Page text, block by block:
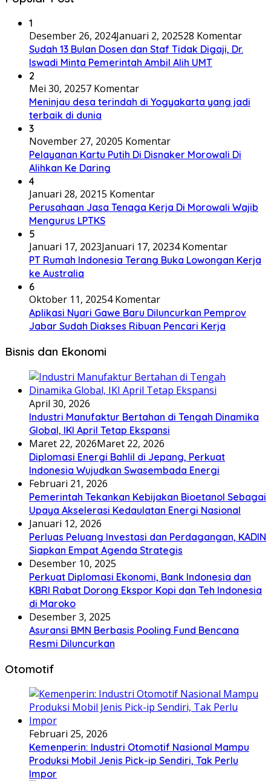
1
Desember 26, 2024Januari 2, 202528 Komentar
Sudah 13 Bulan Dosen dan Staf Tidak Digaji, Dr.
Iswadi Minta Pemerintah Ambil Alih UMT
2
Mei 30, 20257 Komentar
Meninjau desa terindah di Yogyakarta yang jadi
terbaik di dunia
3
November 27, 20205 Komentar
Pelayanan Kartu Putih Di Disnaker Morowali Di
Alihkan Ke Daring
4
Januari 28, 20215 Komentar
Perusahaan Jasa Tenaga Kerja Di Morowali Wajib
Mengurus LPTKS
5
Januari 17, 2023Januari 17, 20234 Komentar
PT Rumah Indonesia Terang Buka Lowongan Kerja
ke Australia
6
Oktober 11, 20254 Komentar
Aplikasi Nyari Gawe Baru Diluncurkan Pemprov
Jabar Sudah Diakses Ribuan Pencari Kerja
Bisnis dan Ekonomi
April 30, 2026
Industri Manufaktur Bertahan di Tengah Dinamika
Global, IKI April Tetap Ekspansi
Maret 22, 2026Maret 22, 2026
Diplomasi Energi Bahlil di Jepang, Perkuat
Indonesia Wujudkan Swasembada Energi
Februari 21, 2026
Pemerintah Tekankan Kebijakan Bioetanol Sebagai
Upaya Akselerasi Kedaulatan Energi Nasional
Januari 12, 2026
Perluas Peluang Investasi dan Perdagangan, KADIN
Siapkan Empat Agenda Strategis
Desember 10, 2025
Perkuat Diplomasi Ekonomi, Bank Indonesia dan
KBRI Rabat Dorong Ekspor Kopi dan Teh Indonesia
di Maroko
Desember 3, 2025
Asuransi BMN Berbasis Pooling Fund Bencana
Resmi Diluncurkan
Otomotif
Februari 25, 2026
Kemenperin: Industri Otomotif Nasional Mampu
Produksi Mobil Jenis Pick-ip Sendiri, Tak Perlu
Impor